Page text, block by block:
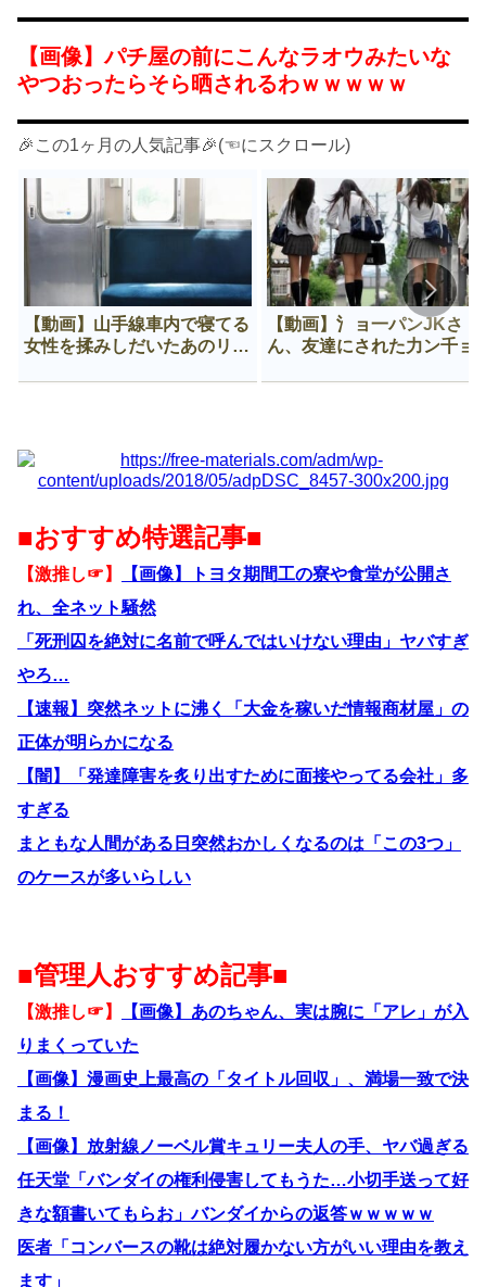
【画像】パチ屋の前にこんなラオウみたいな
やつおったらそら晒されるわｗｗｗｗｗ
🎉この1ヶ月の人気記事🎉(☜にスクロール)
【動画】山手線車内で寝てる
女性を揉みしだいたあのリー
【動画】氵ョ一パンJKさ
ん、友達にされた力ン千ョ
■おすすめ特選記事■
【激推し☞】
【画像】トヨタ期間工の寮や食堂が公開さ
れ、全ネット騒然
「死刑囚を絶対に名前で呼んではいけない理由」ヤバすぎ
やろ…
【速報】突然ネットに沸く「大金を稼いだ情報商材屋」の
正体が明らかになる
【闇】「発達障害を炙り出すために面接やってる会社」多
すぎる
まともな人間がある日突然おかしくなるのは「この3つ」
のケースが多いらしい
■管理人おすすめ記事■
【激推し☞】
【画像】あのちゃん、実は腕に「アレ」が入
りまくっていた
【画像】漫画史上最高の「タイトル回収」、満場一致で決
まる！
【画像】放射線ノーベル賞キュリー夫人の手、ヤバ過ぎる
任天堂「バンダイの権利侵害してもうた…小切手送って好
きな額書いてもらお」バンダイからの返答ｗｗｗｗｗ
医者「コンバースの靴は絶対履かない方がいい理由を教え
ます」